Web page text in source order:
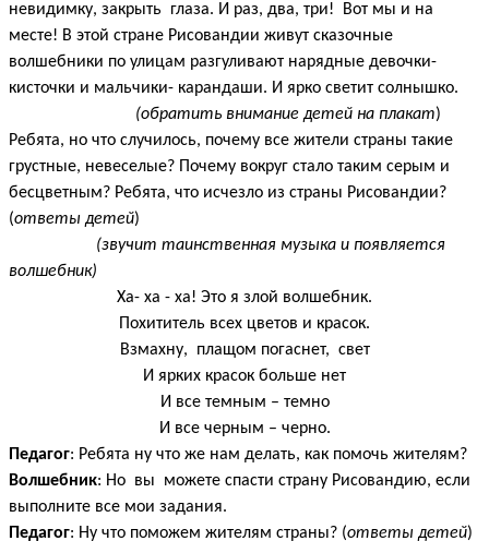
невидимку, закрыть глаза. И раз, два, три! Вот мы и на
месте! В этой стране Рисовандии живут сказочные
волшебники по улицам разгуливают нарядные девочки-
кисточки и мальчики- карандаши. И ярко светит солнышко.
(обратить внимание детей на плакат)
Ребята, но что случилось, почему все жители страны такие
грустные, невеселые? Почему вокруг стало таким серым и
бесцветным? Ребята, что исчезло из страны Рисовандии?
(ответы детей)
(звучит таинственная музыка и появляется
волшебник)
Ха- ха - ха! Это я злой волшебник.
Похититель всех цветов и красок.
Взмахну, плащом погаснет, свет
И ярких красок больше нет
И все темным – темно
И все черным – черно.
Педагог: Ребята ну что же нам делать, как помочь жителям?
Волшебник: Но вы можете спасти страну Рисовандию, если
выполните все мои задания.
Педагог: Ну что поможем жителям страны? (ответы детей)